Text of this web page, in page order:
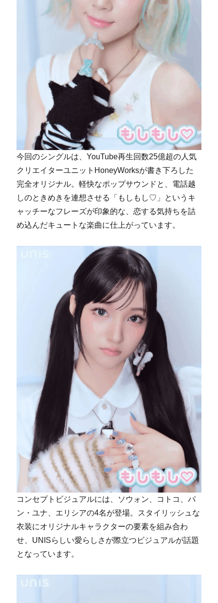
今回のシングルは、YouTube再生回数25億超の人気
クリエイターユニットHoneyWorksが書き下ろした
完全オリジナル。軽快なポップサウンドと、電話越
しのときめきを連想させる「もしもし♡」というキ
ャッチーなフレーズが印象的な、恋する気持ちを詰
め込んだキュートな楽曲に仕上がっています。
コンセプトビジュアルには、ソウォン、コトコ、パ
ン・ユナ、エリシアの4名が登場。スタイリッシュな
衣装にオリジナルキャラクターの要素を組み合わ
せ、UNISらしい愛らしさが際立つビジュアルが話題
となっています。